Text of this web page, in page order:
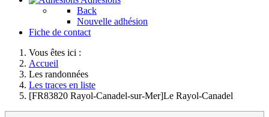
Back
Nouvelle adhésion
Fiche de contact
Vous êtes ici :
Accueil
Les randonnées
Les traces en liste
[FR83820 Rayol-Canadel-sur-Mer]Le Rayol-Canadel